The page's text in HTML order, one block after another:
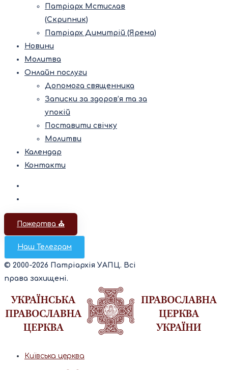
Патріарх Мстислав
(Скрипник)
Патріарх Димитрій (Ярема)
Новини
Молитва
Онлайн послуги
Допомога священника
Записки за здоров’я та за
упокій
Поставити свічку
Молитви
Календар
Контакти
Пожертва ⛪️
Наш Телеграм
© 2000-2026 Патріархія УАПЦ. Всі
права захищені.
Київська церква